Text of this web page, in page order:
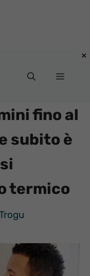
Menu
fino al
subito è
termico